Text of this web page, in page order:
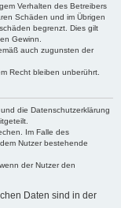
Verhalten des Betreibers
Schäden und im Übrigen
begrenzt. Dies gilt
Gewinn.
auch zugunsten der
Recht bleiben unberührt.
die Datenschutzerklärung
Im Falle des
Nutzer bestehende
der Nutzer den
Daten sind in der